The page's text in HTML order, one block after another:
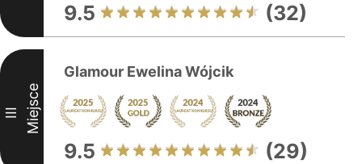
9.5 (32)
III Miejsce
Glamour Ewelina Wójcik
9.5 (29)